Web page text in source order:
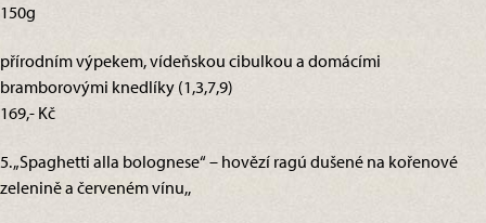
150g
přírodním výpekem, vídeňskou cibulkou a domácími
bramborovými knedlíky (1,3,7,9)
169,- Kč
5. „Spaghetti alla bolognese“ – hovězí ragú dušené na kořenové
zelenině a červeném vínu,,